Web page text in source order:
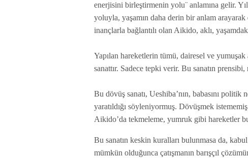
enerjisini birleştirmenin yolu¨ anlamına gelir.
yoluyla, yaşamın daha derin bir anlam
inançlarla bağlantılı olan Aikido, aklı,
Yapılan hareketlerin tümü, dairesel ve
sanattır. Sadece tepki verir. Bu sanatın
Bu dövüş sanatı, Ueshiba’nın, babasını
yaratıldığı söyleniyormuş. Dövüşmek
Aikido’da tekmeleme, yumruk gibi hareketler
Bu sanatın keskin kuralları bulunmasa da,
mümkün olduğunca çatışmanın barışçıl